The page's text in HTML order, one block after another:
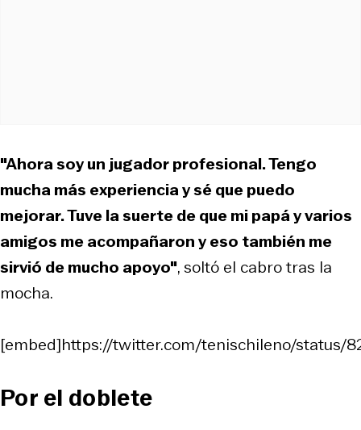
"Ahora soy un jugador profesional. Tengo
mucha más experiencia y sé que puedo
mejorar. Tuve la suerte de que mi papá y varios
amigos me acompañaron y eso también me
sirvió de mucho apoyo", soltó el cabro tras la
mocha.
[embed]https://twitter.com/tenischileno/status/
Por el doblete